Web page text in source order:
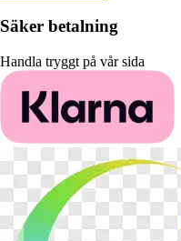
Säker betalning
Handla tryggt på vår sida